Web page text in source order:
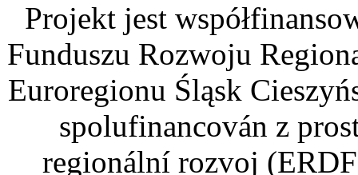
Projekt jest
Funduszu Rozwoju
Euroregionu Śląsk
spolufinancován z
regionální rozvoj